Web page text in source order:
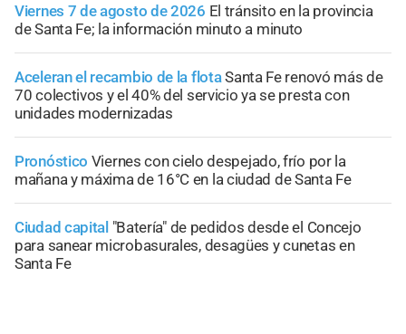
Viernes 7 de agosto de 2026 El tránsito en la provincia
de Santa Fe; la información minuto a minuto
Aceleran el recambio de la flotaSanta Fe renovó más de
70 colectivos y el 40% del servicio ya se presta con
unidades modernizadas
Pronóstico Viernes con cielo despejado, frío por la
mañana y máxima de 16°C en la ciudad de Santa Fe
Ciudad capital "Batería" de pedidos desde el Concejo
para sanear microbasurales, desagües y cunetas en
Santa Fe